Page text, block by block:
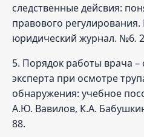
следственные дейсвия:
правового регулирования.
юридический журнал. №6.
5. Порядок работы врача –
эксперта при осмотре
обнаружения: учебное
А.Ю. Вавилов, К.А.
88.